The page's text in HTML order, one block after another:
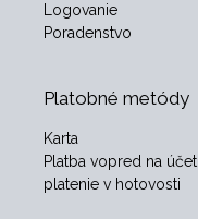
Logovanie
Poradenstvo
Platobné metódy
Karta
Platba vopred na účet
platenie v hotovosti